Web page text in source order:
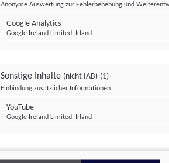
Anonyme Auswertung zur Fehlerbehebung und
Google Analytics
Google Ireland Limited, Irland
Sonstige Inhalte (nicht IAB) (1)
Einbindung zusätzlicher Informationen
YouTube
Google Ireland Limited, Irland